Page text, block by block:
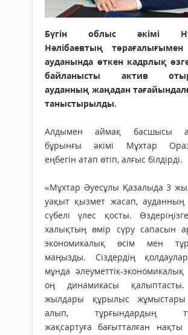
Бүгін облыс әкімі
Нәлібаевтың
ауданында өткен кадрлық
байланысты актив
ауданның жаңадан
таныстырылды.
Алдымен аймақ басшысы
бұрынғы әкімі Мұхтар
еңбегін атап өтіп, алғыс білдірді.
«Мұхтар Әуесұлы Қазалыда 3
уақыт қызмет жасап, ауданның
сүбелі үлес қосты.
халықтың өмір сүру сапасын
экономикалық өсім мен
маңызды. Сіздердің
мұнда әлеуметтік-
оң динамикасы қалыптасты.
жылдары құрылыс
алып, тұрғындардың
жақсартуға бағытталған